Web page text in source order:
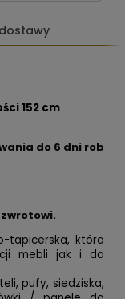
152 cm
do 6 dni rob
tapicerska, która
mebli jak i do
pufy, siedziska,